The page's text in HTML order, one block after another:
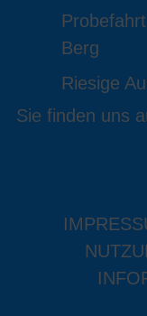
Berg
Riesige
Sie finden uns